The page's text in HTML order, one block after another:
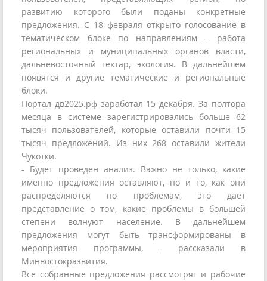
развитию которого были поданы конкретные
предложения. С 18 февраля открыто голосование в
тематическом блоке по направлениям – работа
региональных и муниципальных органов власти,
дальневосточный гектар, экология. В дальнейшем
появятся и другие тематические и региональные
блоки.
Портал дв2025.рф заработал 15 декабря. За полтора
месяца в системе зарегистрировались больше 62
тысяч пользователей, которые оставили почти 15
тысяч предложений. Из них 268 оставили жители
Чукотки.
- Будет проведен анализ. Важно не только, какие
именно предложения оставляют, но и то, как они
распределяются по проблемам, это даёт
представление о том, какие проблемы в большей
степени волнуют население. В дальнейшем
предложения могут быть трансформированы в
мероприятия программы, - рассказали в
Минвостокразвития.
Все собранные предложения рассмотрят и рабочие